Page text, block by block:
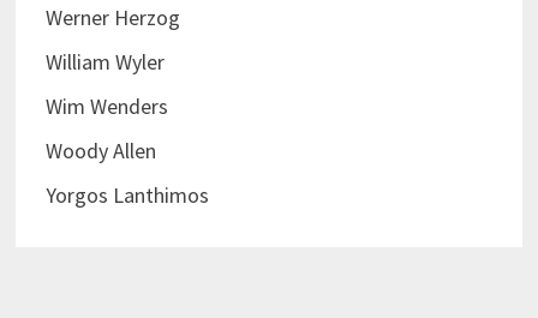
Werner Herzog
William Wyler
Wim Wenders
Woody Allen
Yorgos Lanthimos